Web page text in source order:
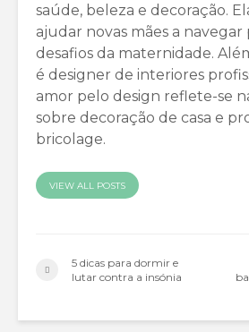
saúde, beleza e decoração.
ajudar novas mães a navegar
desafios da maternidade.
é designer de interiores
amor pelo design reflete-se
sobre decoração de casa e
bricolage.
VIEW ALL POSTS
5 dicas para dormir e
lutar contra a insónia